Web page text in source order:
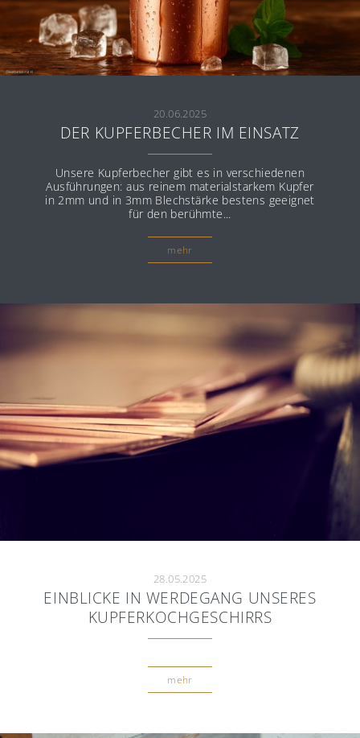
28.05.2025
EINBLICKE IN WERDEGANG UNSERES
KUPFERKOCHGESCHIRRS
mehr
20.06.2025
DER KUPFERBECHER IM EINSATZ
Unsere Kupferbecher gibt es in verschiedenen
Ausführungen: aus reinem materialstarkem Kupfer
in 2mm und in 3mm Blechstärke bestens geeignet
für den berühmte...
mehr